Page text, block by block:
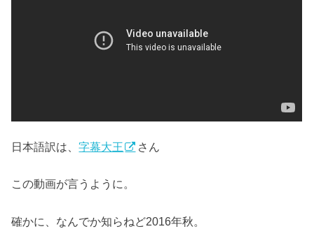
日本語訳は、字幕大王 さん
この動画が言うように。
確かに、なんでか知らねど2016年秋。